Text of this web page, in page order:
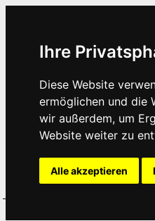
Ihre
Diese Website
ermöglichen und die
wir außerdem, um
Website weiter zu
Alle akzeptieren